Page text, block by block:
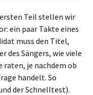
Teil stellen wir
ein paar Takte eines
muss den Titel,
des Sängers, wie viele
raten, je nachdem ob
handelt. So
der Schnelltest).